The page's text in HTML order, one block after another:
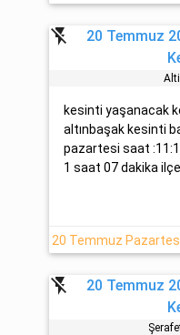
flash_off
20 Temmuz
kesinti yaşanacak
altınbaşak kesinti
pazartesi saat
1 saat 07 dakika ilçe
flash_off
20 Temmuz